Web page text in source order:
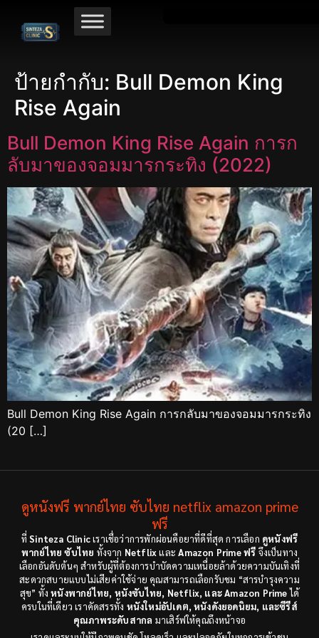
ป้ายกำกับ: Bull Demon King
Rise Again
Bull Demon King Rise Again การก
ลับมาของจอมมารกระทิง (2022)
Bull Demon King Rise Again การกลับมาของจอมมารกระทิง
(20 […]
ดูหนังฟรี พากย์ไทย ซับไทย netflix amazon prime
ฟรี
ที่Sinteza Clinicเราเชื่อว่าการพักผ่อนคือยาที่ดีที่สุด การเลือก ดูหนังฟรี
พากย์ไทย ซับไทย ทั้งจาก NetflixและAmazon Prime ฟรี จึงเป็นทาง
เลือกอันดับต้นๆ สำหรับผู้ที่ต้องการบำบัดความเหนื่อยล้าด้วยความบันเทิงที่
สะดวกสบายแบบไม่เสียค่าใช้จ่าย คุณสามารถเลือกรับชม “สารบำรุงความ
สุข” ทั้งหนังพากย์ไทย, หนังซับไทย, Netflix, และ Amazon Primeได้
ครบในที่เดียว เราคัดสรรทั้ง หนังใหม่อัปเดต, หนังดังยอดนิยม, และซีรีส์
คุณภาพระดับสากล มาเสิร์ฟให้คุณถึงหน้าจอ